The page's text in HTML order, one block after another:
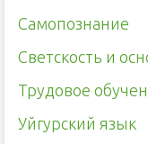
Самопознание
Светскость и
Трудовое
Уйгурский язык